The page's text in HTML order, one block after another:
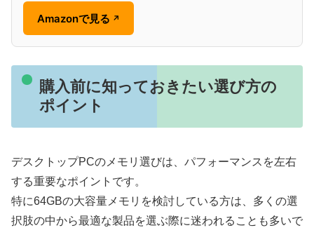
Amazonで見る ↗
購入前に知っておきたい選び方の
ポイント
デスクトップPCのメモリ選びは、パフォーマンスを左右
する重要なポイントです。
特に64GBの大容量メモリを検討している方は、多くの選
択肢の中から最適な製品を選ぶ際に迷われることも多いで